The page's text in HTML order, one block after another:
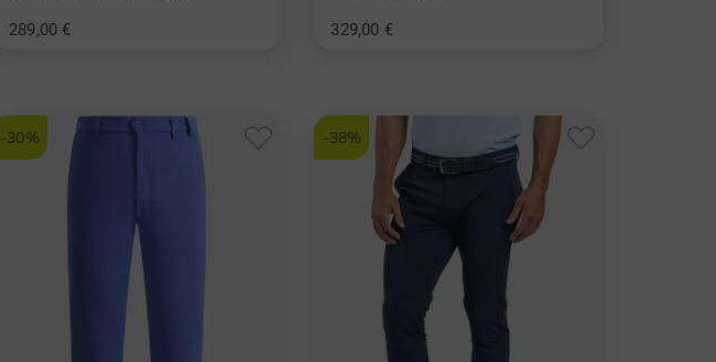
289,00 € 329,00 €
-30% -38%